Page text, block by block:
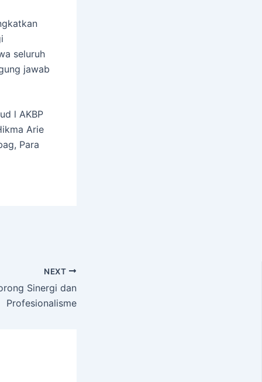
seluruh
jawab
l AKBP
Arie
Para
NEXT
Sinergi dan
Profesionalisme